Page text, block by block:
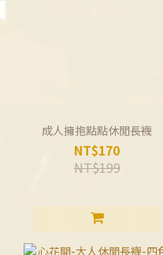
成人擁抱點點休閒長襪
NT$170
NT$199